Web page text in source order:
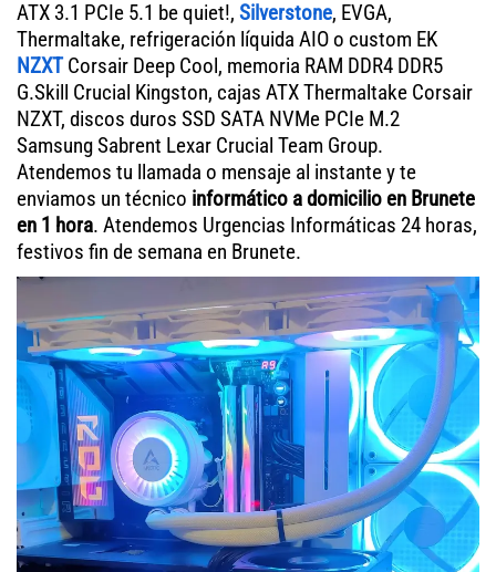
ATX 3.1 PCIe 5.1 be quiet!, Silverstone, EVGA,
Thermaltake, refrigeración líquida AIO o custom EK
NZXTCorsair Deep Cool, memoria RAM DDR4 DDR5
G.Skill Crucial Kingston, cajas ATX Thermaltake Corsair
NZXT, discos duros SSD SATA NVMe PCIe M.2
Samsung Sabrent Lexar Crucial Team Group.
Atendemos tu llamada o mensaje al instante y te
enviamos un técnico informático a domicilio en Brunete
en 1 hora. Atendemos Urgencias Informáticas 24 horas,
festivos fin de semana en Brunete.